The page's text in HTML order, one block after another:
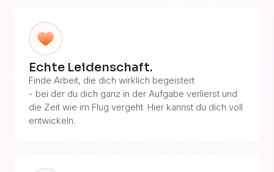
Echte Leidenschaft.
Finde Arbeit, die dich wirklich begeistert
- bei der du dich ganz in der Aufgabe verlierst und
die Zeit wie im Flug vergeht. Hier kannst du dich voll
entwickeln.